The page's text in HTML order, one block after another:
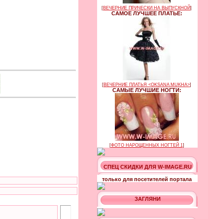
[ВЕЧЕРНИЕ ПРИЧЕСКИ НА ВЫПУСКНОЙ]
САМОЕ ЛУЧШЕЕ ПЛАТЬЕ:
[ВЕЧЕРНИЕ ПЛАТЬЯ <OKSANA MUKHA>]
САМЫЕ ЛУЧШИЕ НОГТИ:
[ФОТО НАРОЩЕННЫХ НОГТЕЙ 1]
СПЕЦ СКИДКИ ДЛЯ W-IMAGE.RU
только для посетителей портала
ЗАГЛЯНИ